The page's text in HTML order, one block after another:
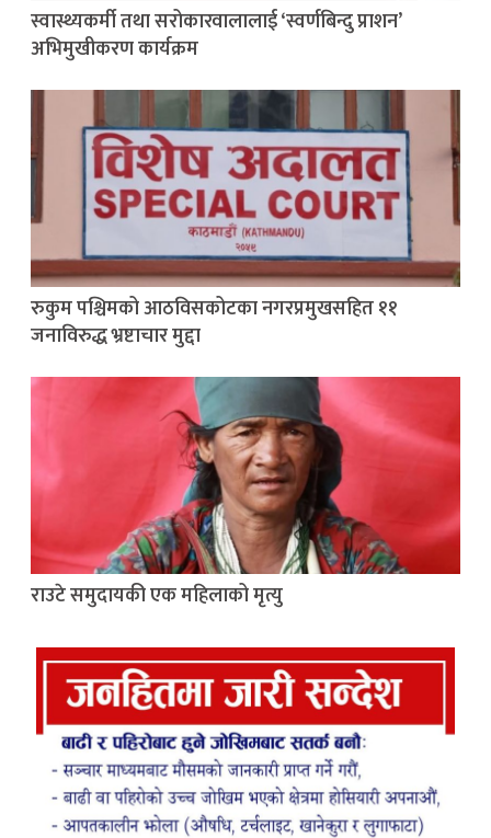
स्वास्थ्यकर्मी तथा सरोकारवालालाई ‘स्वर्णबिन्दु प्राशन’
अभिमुखीकरण कार्यक्रम
रुकुम पश्चिमको आठविसकोटका नगरप्रमुखसहित ११
जनाविरुद्ध भ्रष्टाचार मुद्दा
राउटे समुदायकी एक महिलाको मृत्यु